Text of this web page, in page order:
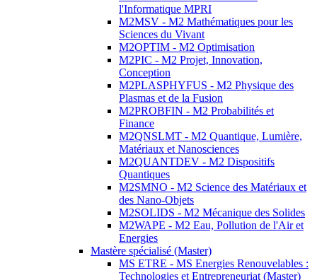
l'Informatique MPRI
M2MSV - M2 Mathématiques pour les
Sciences du Vivant
M2OPTIM - M2 Optimisation
M2PIC - M2 Projet, Innovation,
Conception
M2PLASPHYFUS - M2 Physique des
Plasmas et de la Fusion
M2PROBFIN - M2 Probabilités et
Finance
M2QNSLMT - M2 Quantique, Lumière,
Matériaux et Nanosciences
M2QUANTDEV - M2 Dispositifs
Quantiques
M2SMNO - M2 Science des Matériaux et
des Nano-Objets
M2SOLIDS - M2 Mécanique des Solides
M2WAPE - M2 Eau, Pollution de l'Air et
Energies
Mastère spécialisé (Master)
MS ETRE - MS Energies Renouvelables :
Technologies et Entrepreneuriat (Master)